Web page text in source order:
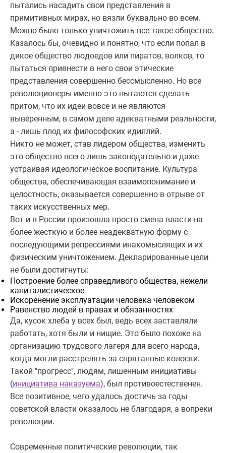
пытались насадить свои представления в
примитивных мирах, но вязли буквально во всем.
Можно было только уничтожить все такое общество.
Казалось бы, очевидно и понятно, что если попал в
дикое общество людоедов или пиратов, волков, то
пытаться привнести в него свои этические
представления совершенно бессмысленно. Но все
революционеры именно это пытаются сделать
притом, что их идеи вовсе и не являются
выверенным, в самом деле адекватными реальности,
а - лишь плод их философских идиллий.
Никто не может, став лидером общества, изменить
это общество всего лишь законодательно и даже
устраивая идеологическое воспитание. Культура
общества, обеспечивающая взаимопонимание и
целостность, оказывается совершенно в отрыве от
таких искусственных мер.
Вот и в России произошла просто смена власти на
более жесткую и более неадекватную форму с
последующими репрессиями инакомыслящих и их
физическим уничтожением. Декларированные цели
не были достигнуты:
Построение более справедливого общества, нежели
капиталистическое
Искоренение эксплуатации человека человеком
Равенство людей в правах и обязанностях
Да, кусок хлеба у всех был, ведь всех заставляли
работать, хотя были и нищие. Это было похоже на
организацию трудового лагеря для всего народа,
когда могли расстрелять за спрятанные колоски.
Такой "прогресс", людям, лишенным инициативы
(инициатива наказуема), был противоестественен.
Все позитивное, чего удалось достичь за годы
советской власти оказалось не благодаря, а вопреки
революции.
Современные политические революции, так